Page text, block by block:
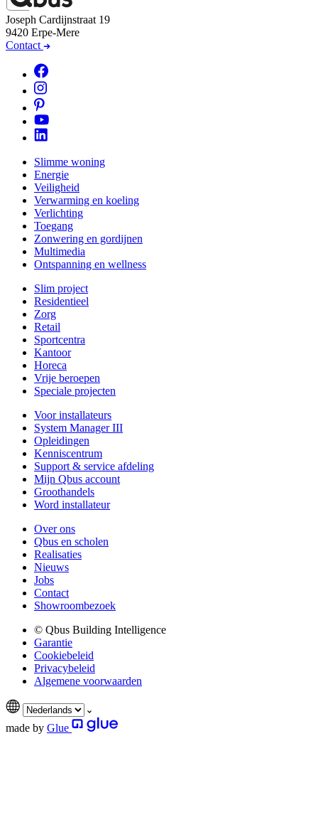
Joseph Cardijnstraat 19
9420 Erpe-Mere
Contact
Slimme woning
Energie
Veiligheid
Verwarming en koeling
Verlichting
Toegang
Zonwering en gordijnen
Multimedia
Ontspanning en wellness
Slim project
Residentieel
Zorg
Retail
Sportcentra
Kantoor
Horeca
Vrije beroepen
Speciale projecten
Voor installateurs
System Manager III
Opleidingen
Kenniscentrum
Support & service afdeling
Mijn Qbus account
Groothandels
Word installateur
Over ons
Qbus en scholen
Realisaties
Nieuws
Jobs
Contact
Showroombezoek
© Qbus Building Intelligence
Garantie
Cookiebeleid
Privacybeleid
Algemene voorwaarden
made by Glue